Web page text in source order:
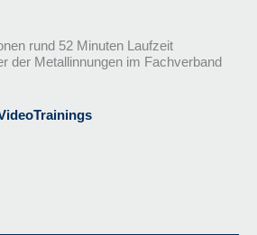
rund 52 Minuten Laufzeit
der Metallinnungen im Fachverband